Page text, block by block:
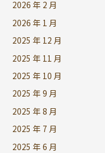
2026 年 2 月
2026 年 1 月
2025 年 12 月
2025 年 11 月
2025 年 10 月
2025 年 9 月
2025 年 8 月
2025 年 7 月
2025 年 6 月